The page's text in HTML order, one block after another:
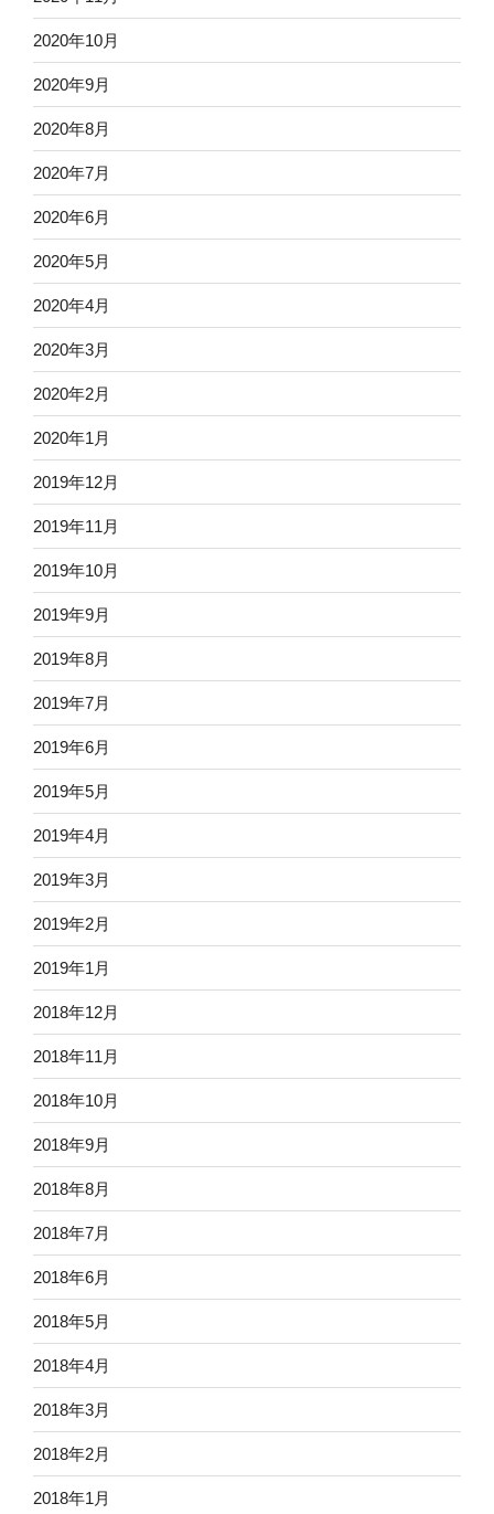
2020年10月
2020年9月
2020年8月
2020年7月
2020年6月
2020年5月
2020年4月
2020年3月
2020年2月
2020年1月
2019年12月
2019年11月
2019年10月
2019年9月
2019年8月
2019年7月
2019年6月
2019年5月
2019年4月
2019年3月
2019年2月
2019年1月
2018年12月
2018年11月
2018年10月
2018年9月
2018年8月
2018年7月
2018年6月
2018年5月
2018年4月
2018年3月
2018年2月
2018年1月